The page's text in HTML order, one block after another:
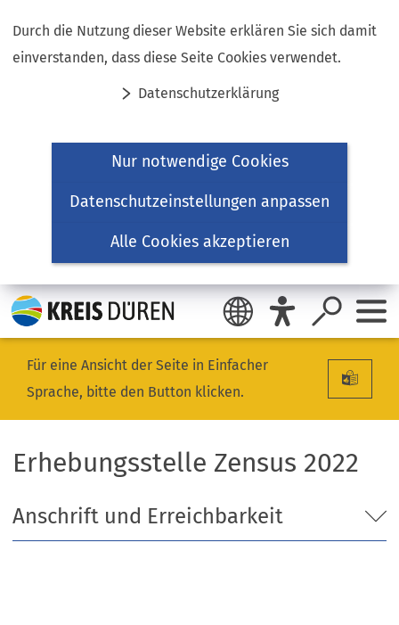
Durch die Nutzung dieser Website erklären Sie sich damit
einverstanden, dass diese Seite Cookies verwendet.
Datenschutzerklärung
Nur notwendige Cookies
Datenschutzeinstellungen anpassen
Alle Cookies akzeptieren
Inhalt anspringen
Für eine Ansicht der Seite in Einfacher
Sprache, bitte den Button klicken.
Erhebungsstelle Zensus 2022
Anschrift und Erreichbarkeit